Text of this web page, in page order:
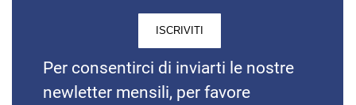
Per consentirci di inviarti le nostre
newletter mensili, per favore